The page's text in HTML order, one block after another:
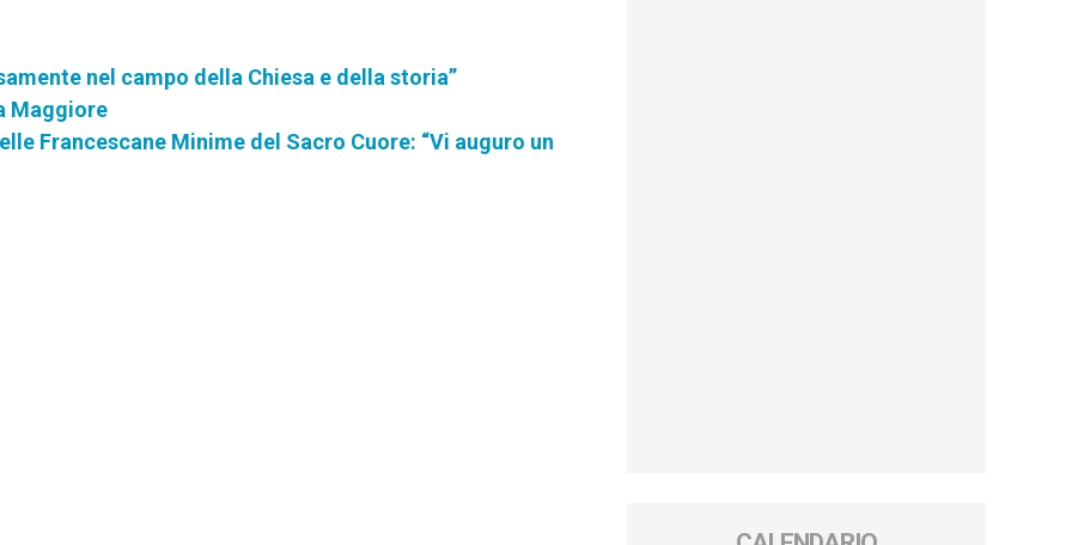
nel campo della Chiesa e della storia”
Maggiore
Francescane Minime del Sacro Cuore: “Vi auguro un